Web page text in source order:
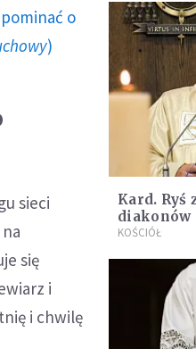
o
)
sieci
się
i
i chwilę
Kard. Ryś
diakonów
Odwiedzili
KOŚCIÓŁ